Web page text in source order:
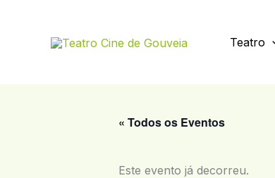
Teatro
« Todos os Eventos
Este evento já decorreu.